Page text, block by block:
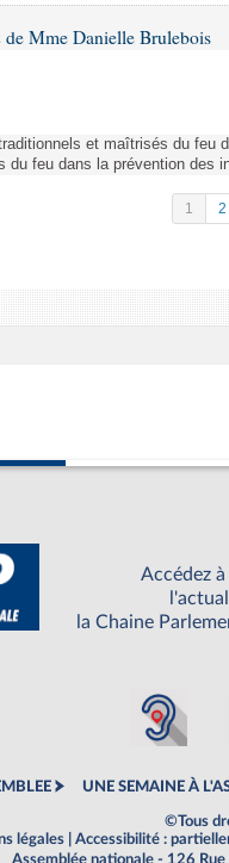
de Mme Danielle Brulebois
et maîtrisés du feu
du feu dans la prévention des
1 2
Accédez
la Chaine
UNE SEMAINE À
©Tous
légales
Accessibilité :
Assemblée nationale - 126